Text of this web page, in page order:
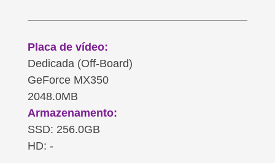
Placa de vídeo:
Dedicada (Off-Board)
GeForce MX350
2048.0MB
Armazenamento:
SSD: 256.0GB
HD: -